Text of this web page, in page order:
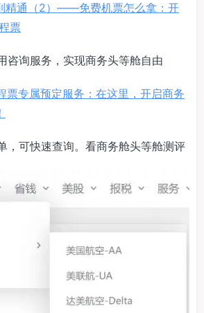
精通（2）——免费机票怎么拿：开
票
咨询服务，实现商务头等舱自由
票专属预定服务：在这里，开启商务
，可快速查询。看商务舱头等舱测评